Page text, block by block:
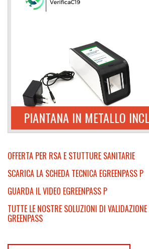
OFFERTA PER RSA E STUTTURE SANITARIE
SCARICA LA SCHEDA TECNICA EGREENPASS P
GUARDA IL VIDEO EGREENPASS P
TUTTE LE NOSTRE SOLUZIONI DI
GREENPASS